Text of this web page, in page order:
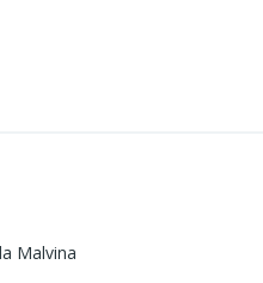
Malvina